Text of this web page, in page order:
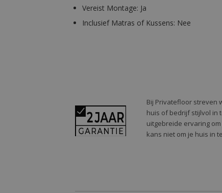
Vereist Montage: Ja
Inclusief Matras of Kussens: Nee
Bij Privatefloor streven
huis of bedrijf stijlvol in
uitgebreide ervaring
kans niet om je huis in